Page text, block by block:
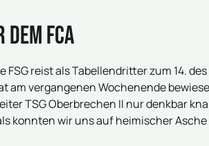
FCA
reist als Tabellendritter zum 14. des
am vergangenen Wochenende
TSG Oberbrechen II nur denkbar
konnten wir uns auf heimischer